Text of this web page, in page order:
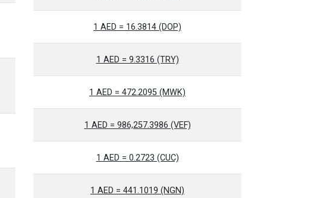
1 AED = 16.3814 (DOP)
1 AED = 9.3316 (TRY)
1 AED = 472.2095 (MWK)
1 AED = 986,257.3986 (VEF)
1 AED = 0.2723 (CUC)
1 AED = 441.1019 (NGN)